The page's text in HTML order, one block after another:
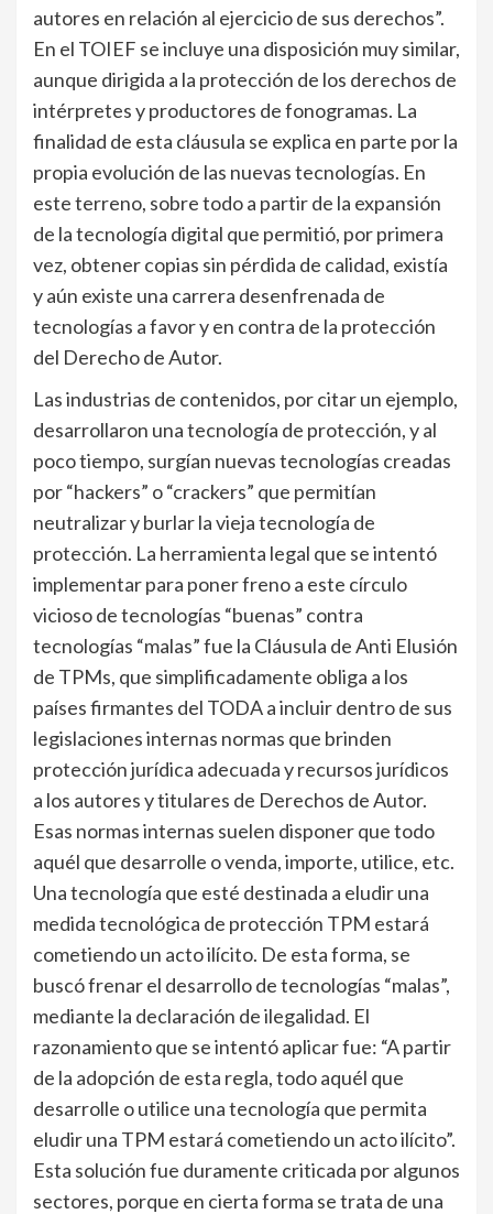
autores en relación al ejercicio de sus derechos”.
En el TOIEF se incluye una disposición muy similar,
aunque dirigida a la protección de los derechos de
intérpretes y productores de fonogramas. La
finalidad de esta cláusula se explica en parte por la
propia evolución de las nuevas tecnologías. En
este terreno, sobre todo a partir de la expansión
de la tecnología digital que permitió, por primera
vez, obtener copias sin pérdida de calidad, existía
y aún existe una carrera desenfrenada de
tecnologías a favor y en contra de la protección
del Derecho de Autor.
Las industrias de contenidos, por citar un ejemplo,
desarrollaron una tecnología de protección, y al
poco tiempo, surgían nuevas tecnologías creadas
por “hackers” o “crackers” que permitían
neutralizar y burlar la vieja tecnología de
protección. La herramienta legal que se intentó
implementar para poner freno a este círculo
vicioso de tecnologías “buenas” contra
tecnologías “malas” fue la Cláusula de Anti Elusión
de TPMs, que simplificadamente obliga a los
países firmantes del TODA a incluir dentro de sus
legislaciones internas normas que brinden
protección jurídica adecuada y recursos jurídicos
a los autores y titulares de Derechos de Autor.
Esas normas internas suelen disponer que todo
aquél que desarrolle o venda, importe, utilice, etc.
Una tecnología que esté destinada a eludir una
medida tecnológica de protección TPM estará
cometiendo un acto ilícito. De esta forma, se
buscó frenar el desarrollo de tecnologías “malas”,
mediante la declaración de ilegalidad. El
razonamiento que se intentó aplicar fue: “A partir
de la adopción de esta regla, todo aquél que
desarrolle o utilice una tecnología que permita
eludir una TPM estará cometiendo un acto ilícito”.
Esta solución fue duramente criticada por algunos
sectores, porque en cierta forma se trata de una